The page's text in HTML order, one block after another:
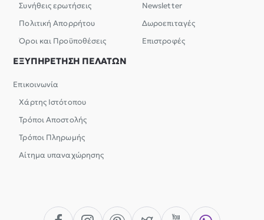
Συνήθεις ερωτήσεις
Πολιτική Απορρήτου
Όροι και Προϋποθέσεις
Newsletter
Δωροεπιταγές
Επιστροφές
ΕΞΥΠΗΡΕΤΗΣΗ ΠΕΛΑΤΩΝ
Επικοινωνία
Χάρτης Ιστότοπου
Τρόποι Αποστολής
Τρόποι Πληρωμής
Αίτημα υπαναχώρησης